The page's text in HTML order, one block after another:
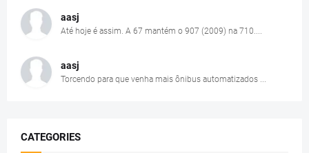
aasj
Até hoje é assim. A 67 mantém o 907 (2009) na 710....
aasj
Torcendo para que venha mais ônibus automatizados ...
CATEGORIES